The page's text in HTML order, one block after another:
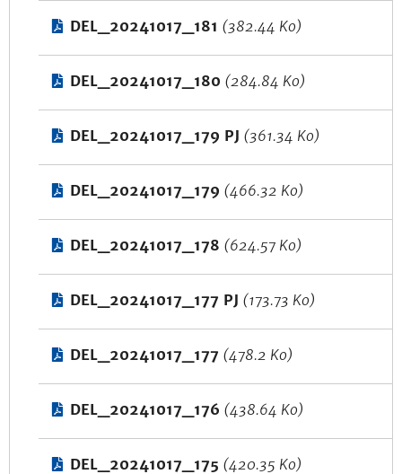
DEL_20241017_181 (382.44 Ko)
DEL_20241017_180 (284.84 Ko)
DEL_20241017_179 PJ (361.34 Ko)
DEL_20241017_179 (466.32 Ko)
DEL_20241017_178 (624.57 Ko)
DEL_20241017_177 PJ (173.73 Ko)
DEL_20241017_177 (478.2 Ko)
DEL_20241017_176 (438.64 Ko)
DEL_20241017_175 (420.35 Ko)